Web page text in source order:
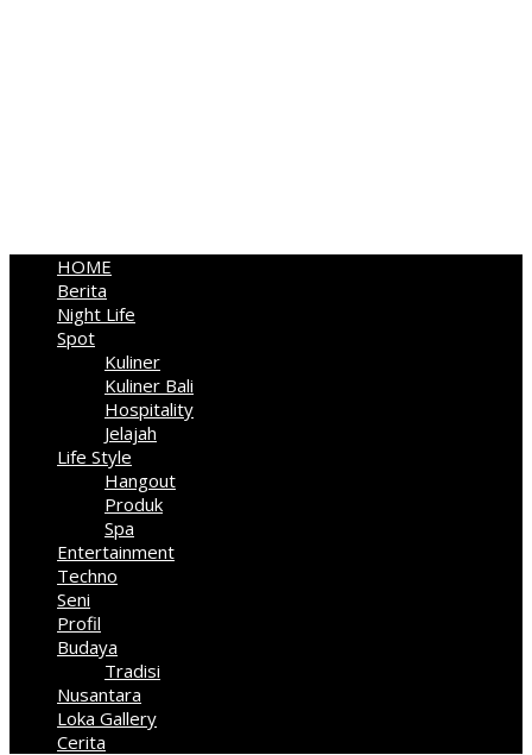
HOME
Berita
Night Life
Spot
Kuliner
Kuliner Bali
Hospitality
Jelajah
Life Style
Hangout
Produk
Spa
Entertainment
Techno
Seni
Profil
Budaya
Tradisi
Nusantara
Loka Gallery
Cerita